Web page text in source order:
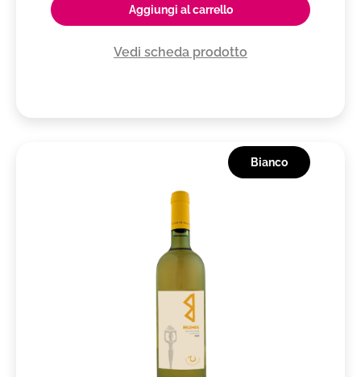
Aggiungi al carrello
Vedi scheda prodotto
Bianco